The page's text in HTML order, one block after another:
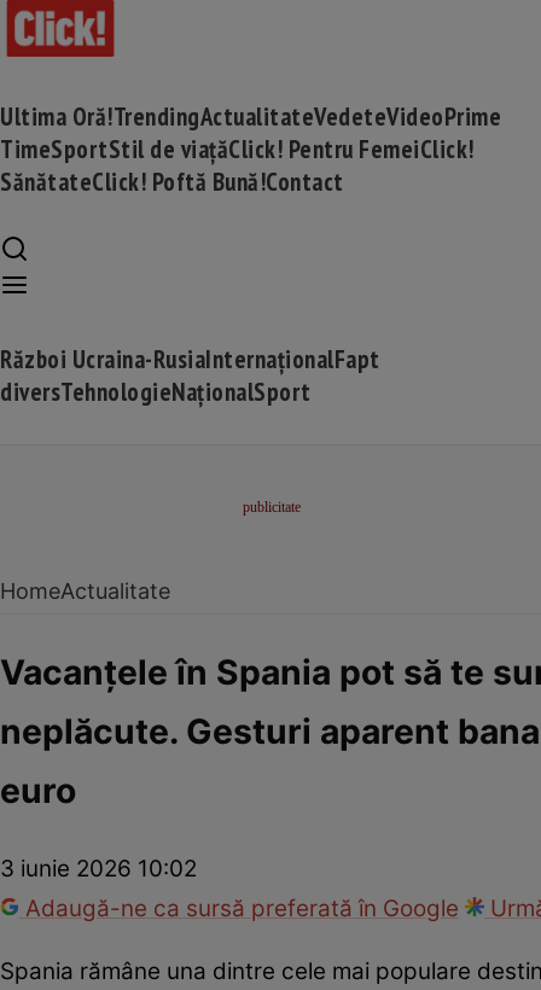
Ultima Oră!TrendingActualitateVedeteVideoPrime
TimeSportStil de viațăClick! Pentru FemeiClick!
SănătateClick! Poftă Bună!Contact
Război Ucraina-RusiaInternaționalFapt
diversTehnologieNaționalSport
HomeActualitate
Vacanțele în Spania pot să te
neplăcute. Gesturi aparent
euro
3 iunie 2026 10:02
Adaugă-ne ca sursă preferată în Google
Spania rămâne una dintre cele mai populare